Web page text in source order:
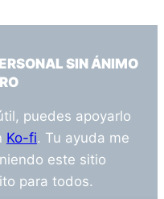
SIN ÁNIMO
puedes apoyarlo
Ko-fi. Tu ayuda me
este sitio
para todos.